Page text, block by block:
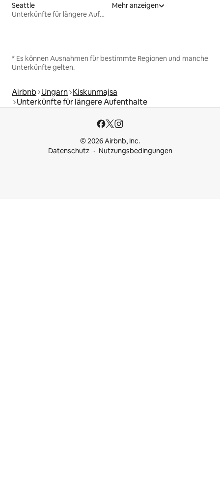
Seattle
Unterkünfte für längere Aufenthalte
Mehr anzeigen
* Es können Ausnahmen für bestimmte Regionen und manche
Unterkünfte gelten.
Airbnb Ungarn Kiskunmajsa
Unterkünfte für längere Aufenthalte
© 2026 Airbnb, Inc.
Datenschutz
Nutzungsbedingungen